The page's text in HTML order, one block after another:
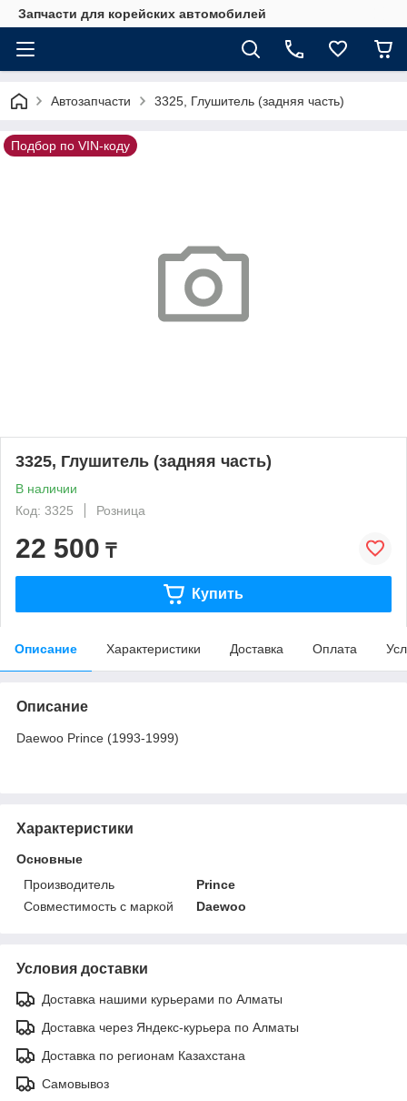
Запчасти для корейских автомобилей
Автозапчасти 3325, Глушитель (задняя часть)
Подбор по VIN-коду
3325, Глушитель (задняя часть)
В наличии
Код: 3325
Розница
22 500 ₸
Купить
Описание Характеристики Доставка Оплата
Описание
Daewoo Prince (1993-1999)
Характеристики
Основные
Производитель
Prince
Совместимость с маркой
Daewoo
Условия доставки
Доставка нашими курьерами по Алматы
Доставка через Яндекс-курьера по Алматы
Доставка по регионам Казахстана
Самовывоз